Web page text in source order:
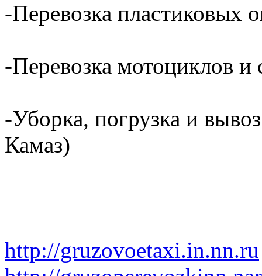
-Перевозка пластиковых
-Перевозка мотоциклов и
-Уборка, погрузка и
Камаз)
http://gruzovoetaxi.in.nn.ru